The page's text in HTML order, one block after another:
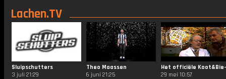
Lachen.TV
Sluipschutters
3 juli 21:29
Theo Maassen
6 juni 21:25
29 mei 10:57